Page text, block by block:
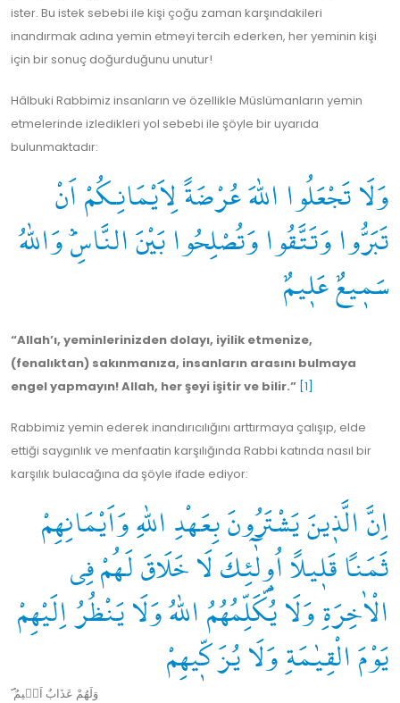
ister. Bu istek sebebi ile kişi çoğu zaman karşındakileri
inandırmak adına yemin etmeyi tercih ederken, her yeminin kişi
için bir sonuç doğurduğunu unutur!
Hâlbuki Rabbimiz insanların ve özellikle Müslümanların yemin
etmelerinde izledikleri yol sebebi ile şöyle bir uyarıda
bulunmaktadır:
وَلَا تَجْعَلُوا اللّٰهَ عُرْضَةً لِاَيْمَانِكُمْ اَنْ
تَبَرُّوا وَتَتَّقُوا وَتُصْلِحُوا بَيْنَ النَّاسِؕ وَاللّٰهُ
سَمٖيعٌ عَلٖيمٌ
“Allah’ı, yeminlerinizden dolayı, iyilik etmenize,
(fenalıktan) sakınmanıza, insanların arasını bulmaya
engel yapmayın! Allah, her şeyi işitir ve bilir.” [1]
Rabbimiz yemin ederek inandırıcılığını arttırmaya çalışıp, elde
ettiği saygınlık ve menfaatin karşılığında Rabbi katında nasıl bir
karşılık bulacağına da şöyle ifade ediyor:
اِنَّ الَّذٖينَ يَشْتَرُونَ بِعَهْدِ اللّٰهِ وَاَيْمَانِهِمْ
ثَمَناً قَلٖيلاً اُو۬لٰٓئِكَ لَا خَلَاقَ لَهُمْ فِي
الْاٰخِرَةِ وَلَا يُكَلِّمُهُمُ اللّٰهُ وَلَا يَنْظُرُ اِلَيْهِمْ
يَوْمَ الْقِيٰمَةِ وَلَا يُزَكّٖيهِمْ
ࣕ وَلَهُمْ عَذَابٌ اَلٖيمٌ